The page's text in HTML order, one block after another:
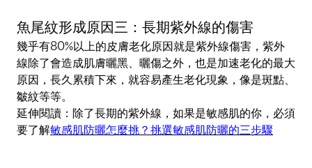
魚尾紋形成原因三：長期紫外線的傷害
幾乎有80%以上的皮膚老化原因就是紫外線傷害，紫外
線除了會造成肌膚曬黑、曬傷之外，也是加速老化的最大
原因，長久累積下來，就容易產生老化現象，像是斑點、
皺紋等等。
延伸閱讀：除了長期的紫外線，如果是敏感肌的你，必須
要了解敏感肌防曬怎麼挑？挑選敏感肌防曬的三步驟